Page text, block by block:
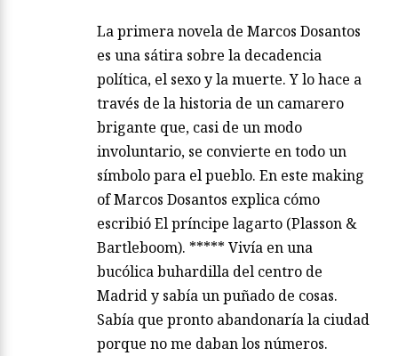
La primera novela de Marcos Dosantos
es una sátira sobre la decadencia
política, el sexo y la muerte. Y lo hace a
través de la historia de un camarero
brigante que, casi de un modo
involuntario, se convierte en todo un
símbolo para el pueblo. En este making
of Marcos Dosantos explica cómo
escribió El príncipe lagarto (Plasson &
Bartleboom). ***** Vivía en una
bucólica buhardilla del centro de
Madrid y sabía un puñado de cosas.
Sabía que pronto abandonaría la ciudad
porque no me daban los números.